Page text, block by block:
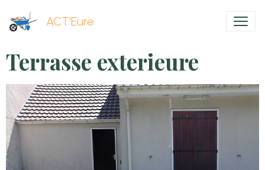
ACT'Eure
Terrasse exterieure